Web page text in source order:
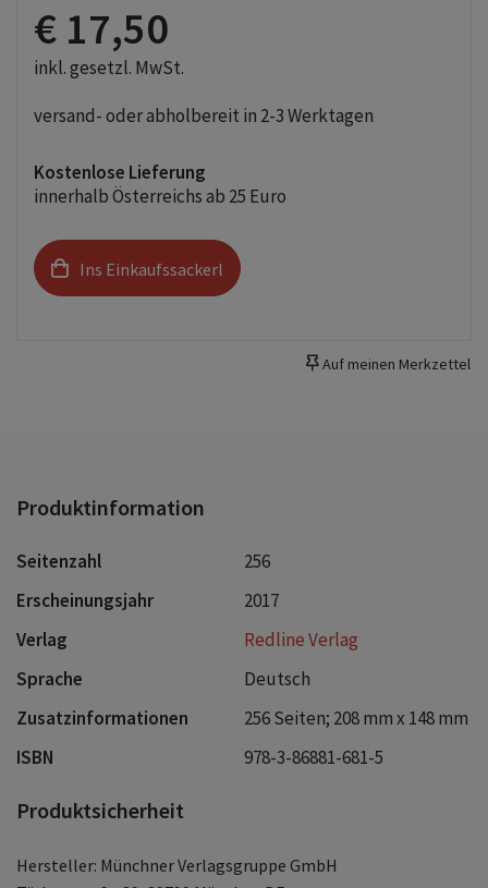
€ 17,50
inkl. gesetzl. MwSt.
versand- oder abholbereit in 2-3 Werktagen
Kostenlose Lieferung
innerhalb Österreichs ab 25 Euro
Ins Einkaufssackerl
Auf meinen Merkzettel
Produktinformation
Seitenzahl
256
Erscheinungsjahr
2017
Verlag
Redline Verlag
Sprache
Deutsch
Zusatzinformationen
256 Seiten; 208 mm x 148 mm
ISBN
978-3-86881-681-5
Produktsicherheit
Hersteller: Münchner Verlagsgruppe GmbH